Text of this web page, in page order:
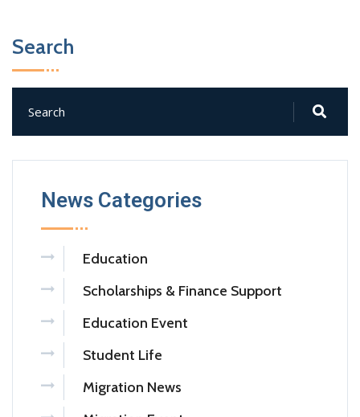
Search
News Categories
Education
Scholarships & Finance Support
Education Event
Student Life
Migration News